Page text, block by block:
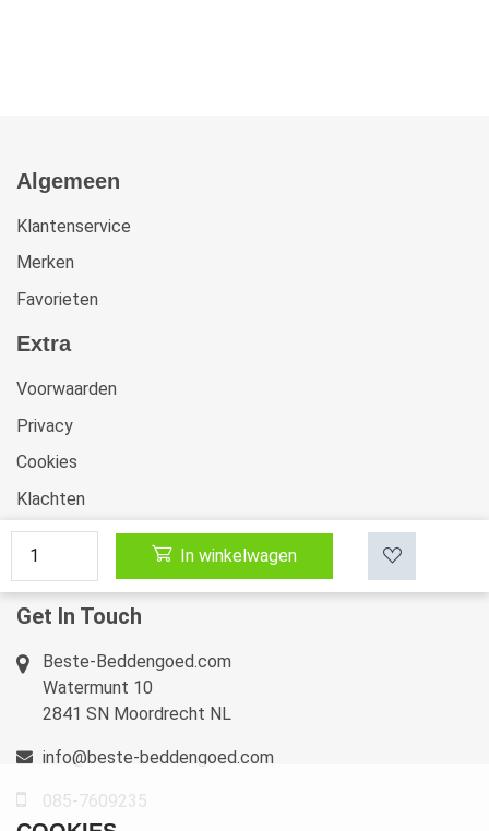
In winkelwagen
Algemeen
Klantenservice
Merken
Favorieten
Extra
Voorwaarden
Privacy
Cookies
Klachten
Retourneren & Ruilen
Get In Touch
Beste-Beddengoed.com
Watermunt 10
2841 SN Moordrecht NL
info@beste-beddengoed.com
085-7609235